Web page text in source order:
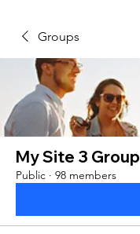
Groups
My Site 3 Group
Public · 98 members